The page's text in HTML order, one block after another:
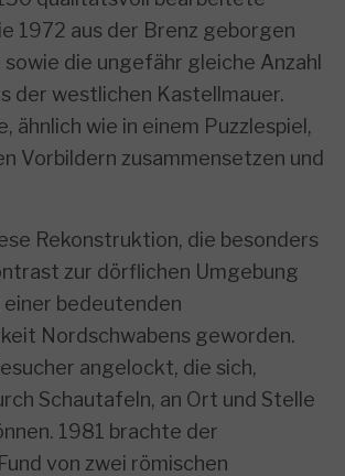
1972 aus der Brenz geborgen
die ungefähr gleiche Anzahl
der westlichen Kastellmauer.
ähnlich wie in einem Puzzlespiel,
Vorbildern zusammensetzen und
Rekonstruktion, die besonders
zur dörflichen Umgebung
einer bedeutenden
Nordschwabens geworden.
angelockt, die sich,
Schautafeln, an Ort und Stelle
1981 brachte der
von zwei römischen